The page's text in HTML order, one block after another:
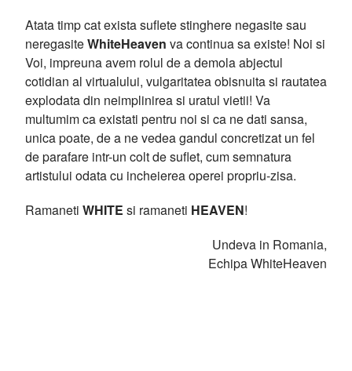
Atata timp cat exista suflete stinghere negasite sau
neregasiteWhiteHeaven va continua sa existe! Noi si
Voi, impreuna avem rolul de a demola abjectul
cotidian al virtualului, vulgaritatea obisnuita si rautatea
explodata din neimplinirea si uratul vietii! Va
multumim ca existati pentru noi si ca ne dati sansa,
unica poate, de a ne vedea gandul concretizat un fel
de parafare intr-un colt de suflet, cum semnatura
artistului odata cu incheierea operei propriu-zisa.
Ramaneti WHITE si ramaneti HEAVEN!
Undeva in Romania,
Echipa WhiteHeaven